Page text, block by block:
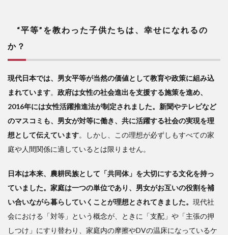
“平等”を教わった子供たちは、幸せになれるの
か？
現代日本では、男女平等が当然の価値として教育や政策に組み込
まれています。 政府は女性の社会進出を支援する施策を進め、
2016年には女性活躍推進法が制定されました。新聞やテレビなど
のマスコミも、男女が対等に働き、共に活躍する社会の実現を理
想として伝えています。しかし、この理想が必ずしもすべての家
庭や人間関係に適しているとは限りません。
日本は本来、農耕民族として「共同体」を大切にする文化を持っ
ていました。家庭は一つの単位であり、男女がお互いの役割を補
い合いながら暮らしていくことが理想とされてきました。 現代社
会における「対等」という概念が、ときに「支配」や「主張の押
しつけ」にすり替わり、家庭内の摩擦やDVの温床になっているケ